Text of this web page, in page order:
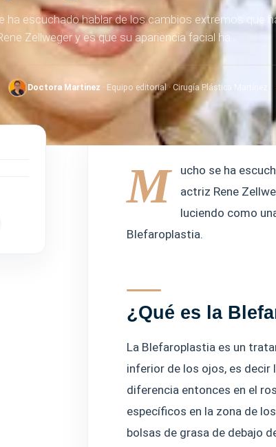
ha escuchado hablar de los cambios extremos que
Zellweger y es que su apariencia facial ha…
Doctora Martinez · Equipo editorial · Cirugía Plástica Martínez
M
ucho se ha
actriz Rene
luciendo como
Blefaroplastia.
¿Qué es la
La Blefaroplastia es un
inferior de los ojos, es decir
diferencia entonces en el
específicos en la zona de
bolsas de grasa de debajo